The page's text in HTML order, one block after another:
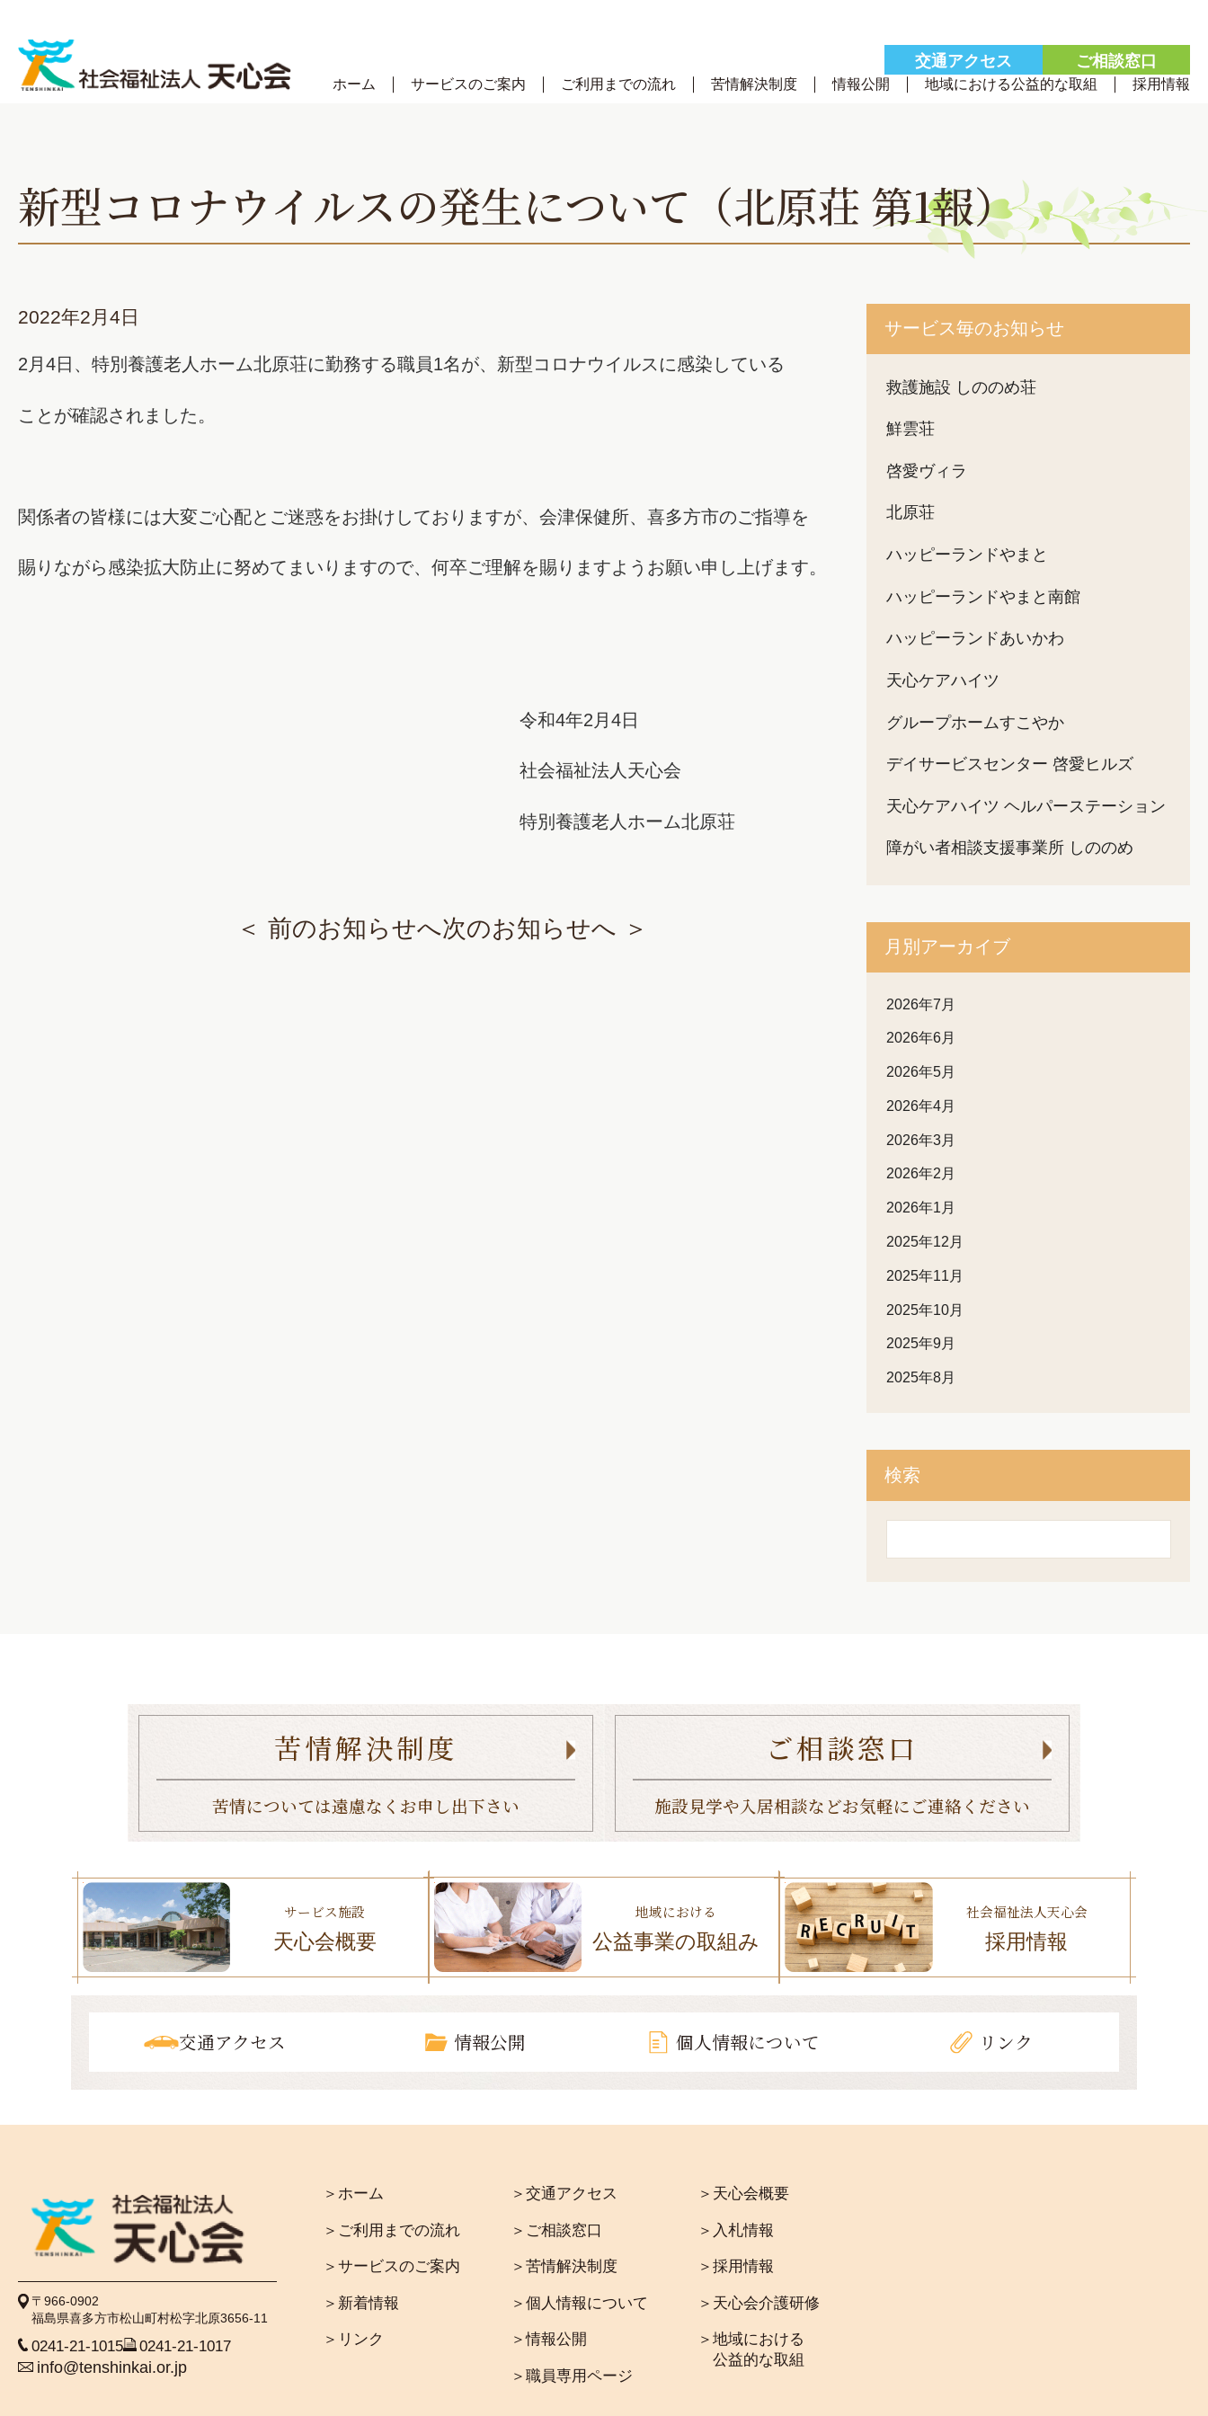
content
ホーム サービスのご案内 ご利用までの流れ 苦情解決制度 情報公開 地域における公益的な取組 採用情報
交通アクセス ご相談窓口
新型コロナウイルスの発生について（北原荘 第1報）
2022年2月4日
2月4日、特別養護老人ホーム北原荘に勤務する職員1名が、新型コロナウイルスに感染している
ことが確認されました。
関係者の皆様には大変ご心配とご迷惑をお掛けしておりますが、会津保健所、喜多方市のご指導を
賜りながら感染拡大防止に努めてまいりますので、何卒ご理解を賜りますようお願い申し上げます。
令和4年2月4日
社会福祉法人天心会
特別養護老人ホーム北原荘
＜ 前のお知らせへ次のお知らせへ ＞
サービス毎のお知らせ
救護施設 しののめ荘
鮮雲荘
啓愛ヴィラ
北原荘
ハッピーランドやまと
ハッピーランドやまと南館
ハッピーランドあいかわ
天心ケアハイツ
グループホームすこやか
デイサービスセンター 啓愛ヒルズ
天心ケアハイツ ヘルパーステーション
障がい者相談支援事業所 しののめ
月別アーカイブ
2026年7月
2026年6月
2026年5月
2026年4月
2026年3月
2026年2月
2026年1月
2025年12月
2025年11月
2025年10月
2025年9月
2025年8月
検索
苦情解決制度
苦情については遠慮なくお申し出下さい
ご相談窓口
施設見学や入居相談などお気軽にご連絡ください
サービス施設
天心会概要
地域における
公益事業の取組み
社会福祉法人天心会
採用情報
交通アクセス 情報公開 個人情報について リンク
〒966-0902
福島県喜多方市松山町村松字北原3656-11
0241-21-1015 0241-21-1017
info@tenshinkai.or.jp
＞ホーム
＞ご利用までの流れ
＞サービスのご案内
＞新着情報
＞リンク
＞交通アクセス
＞ご相談窓口
＞苦情解決制度
＞個人情報について
＞情報公開
＞職員専用ページ
＞天心会概要
＞入札情報
＞採用情報
＞天心会介護研修
＞地域における
公益的な取組